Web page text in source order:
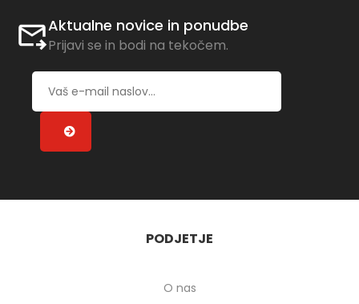
Aktualne novice in ponudbe
Prijavi se in bodi na tekočem.
PODJETJE
O nas